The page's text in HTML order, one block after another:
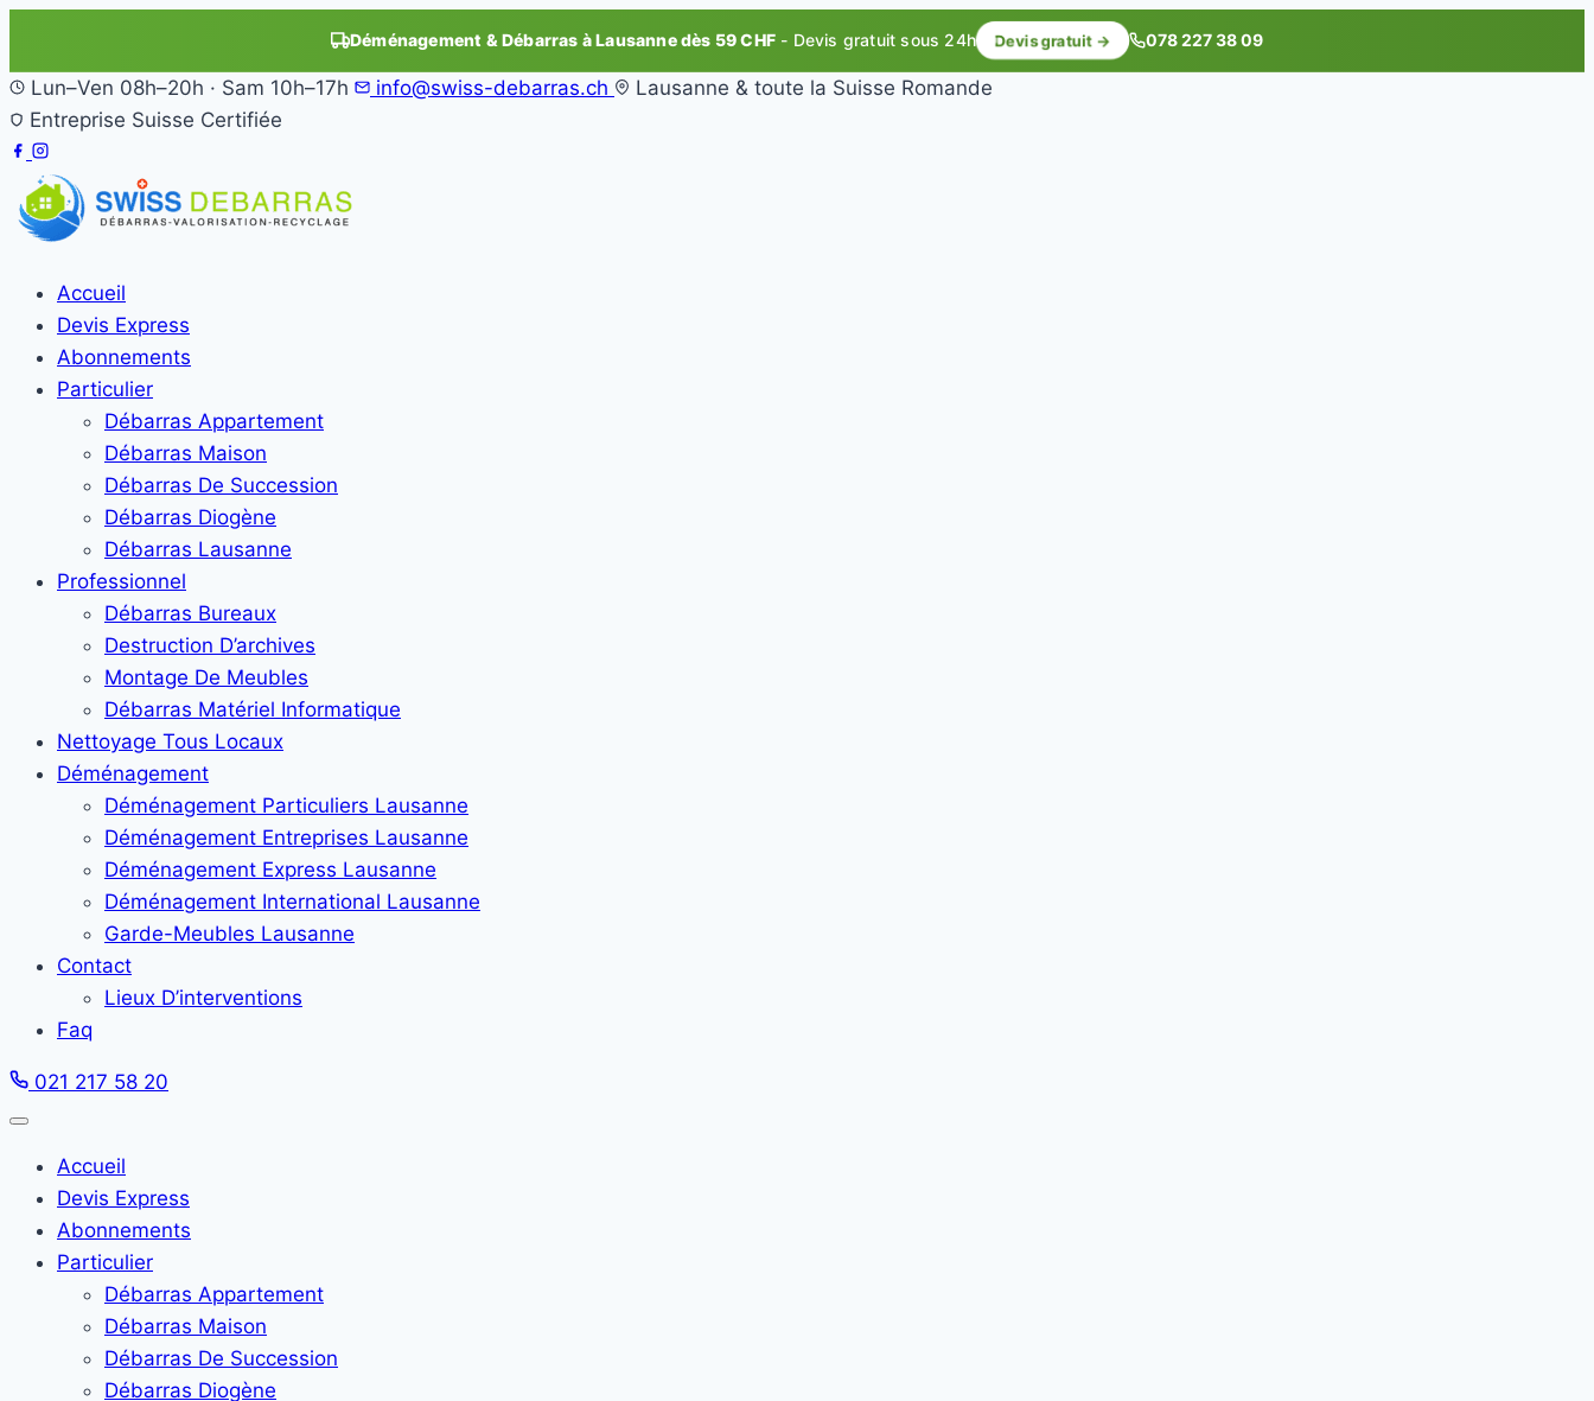
Déménagement & Débarras à Lausanne dès 59 CHF - Devis gratuit sous 24h Devis gratuit → 078 227 38 09
Lun–Ven 08h–20h · Sam 10h–17h info@swiss-debarras.ch
Lausanne & toute la Suisse Romande
Entreprise Suisse Certifiée
Accueil
Devis Express
Abonnements
Particulier
Débarras Appartement
Débarras Maison
Débarras De Succession
Débarras Diogène
Débarras Lausanne
Professionnel
Débarras Bureaux
Destruction D’archives
Montage De Meubles
Débarras Matériel Informatique
Nettoyage Tous Locaux
Déménagement
Déménagement Particuliers Lausanne
Déménagement Entreprises Lausanne
Déménagement Express Lausanne
Déménagement International Lausanne
Garde-Meubles Lausanne
Contact
Lieux D’interventions
Faq
021 217 58 20
Accueil
Devis Express
Abonnements
Particulier
Débarras Appartement
Débarras Maison
Débarras De Succession
Débarras Diogène